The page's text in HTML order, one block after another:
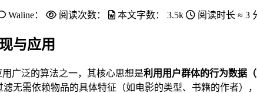
Waline： 阅读次数： 本文字数： 3.5k 阅读时长 ≈ 3
与应用
广泛的算法之一，其核心思想是利用用户群体的行为数据
无需依赖物品的具体特征（如电影的类型、书籍的作者）